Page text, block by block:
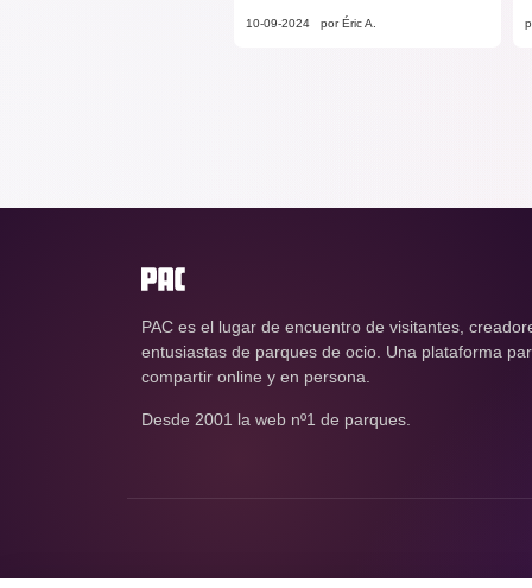
10-09-2024 por Éric A.
PAC es el lugar de encuentro de visitantes,
entusiastas de parques de ocio. Una plataforma
compartir online y en persona.
Desde 2001 la web nº1 de parques.